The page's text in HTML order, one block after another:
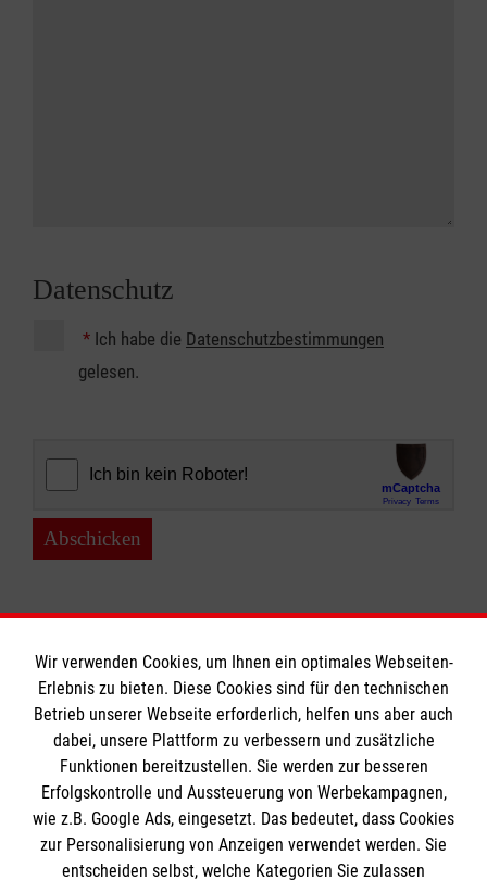
Datenschutz
* Ich habe die Datenschutzbestimmungen
gelesen.
Abschicken
Informationen
Impressum
Datenschutz
Kontakt
Die Malteser
Wir verwenden Cookies, um Ihnen ein optimales Webseiten-
Erlebnis zu bieten. Diese Cookies sind für den technischen
Betrieb unserer Webseite erforderlich, helfen uns aber auch
dabei, unsere Plattform zu verbessern und zusätzliche
Funktionen bereitzustellen. Sie werden zur besseren
Erfolgskontrolle und Aussteuerung von Werbekampagnen,
wie z.B. Google Ads, eingesetzt. Das bedeutet, dass Cookies
zur Personalisierung von Anzeigen verwendet werden. Sie
entscheiden selbst, welche Kategorien Sie zulassen